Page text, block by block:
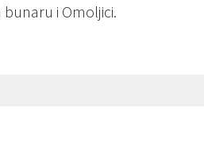
i Omoljici.